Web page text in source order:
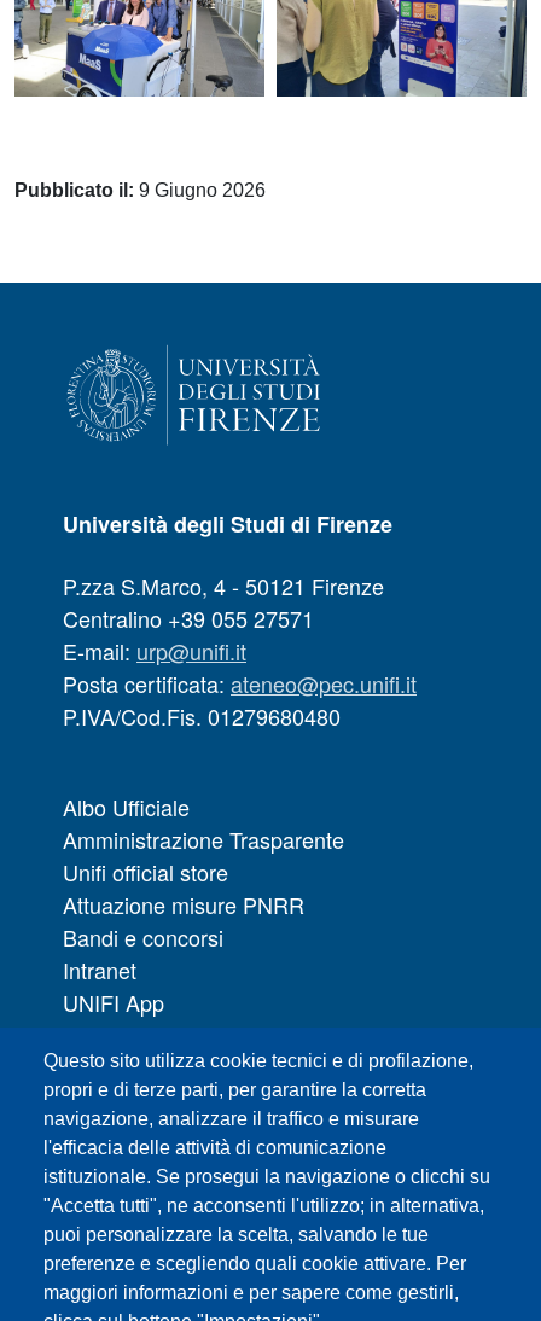
Pubblicato il: 9 Giugno 2026
Questo sito utilizza cookie tecnici e di profilazione,
propri e di terze parti, per garantire la corretta
navigazione, analizzare il traffico e misurare
l'efficacia delle attività di comunicazione
istituzionale. Se prosegui la navigazione o clicchi su
"Accetta tutti", ne acconsenti l'utilizzo; in alternativa,
puoi personalizzare la scelta, salvando le tue
preferenze e scegliendo quali cookie attivare. Per
maggiori informazioni e per sapere come gestirli,
Università degli Studi di Firenze
P.zza S.Marco, 4 - 50121 Firenze
Centralino +39 055 27571
E-mail: urp@unifi.it
Posta certificata: ateneo@pec.unifi.it
P.IVA/Cod.Fis. 01279680480
Albo Ufficiale
Amministrazione Trasparente
Unifi official store
Attuazione misure PNRR
Bandi e concorsi
Intranet
UNIFI App
URP | Ufficio Relazioni con il Pubblico
Sedi
Mappa del sito
Webmaster e redazione web
Elenco dei siti tematici
Accessibilità
Feed RSS